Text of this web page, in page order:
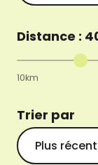
Distance :
10km
Trier par